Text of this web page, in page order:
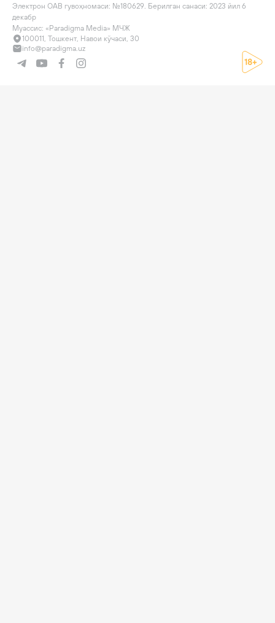
Электрон ОАВ гувоҳномаси: №180629. Берилган санаси: 2023 йил 6
декабр
Муассис: «Paradigma Media» МЧЖ
100011, Тошкент, Навои кўчаси, 30
info@paradigma.uz